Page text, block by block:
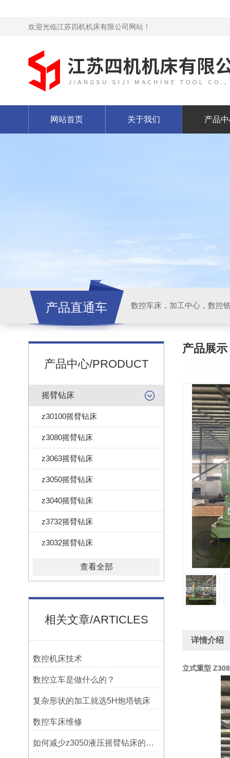
欢迎光临江苏四机机床有限公司网站！
网站首页 关于我们 产品
产品直通车
产品中心/PRODUCT
摇臂钻床
z30100摇臂钻床
z3080摇臂钻床
z3063摇臂钻床
z3050摇臂钻床
z3040摇臂钻床
z3732摇臂钻床
z3032摇臂钻床
查看全部
相关文章/ARTICLES
数控机床技术
数控立车是做什么的？
复杂形状的加工就选5H炮塔铣床
数控车床维修
如何减少z3050液压摇臂钻床的故障和维修成本？
产品展示
详情介绍
立式重型 Z